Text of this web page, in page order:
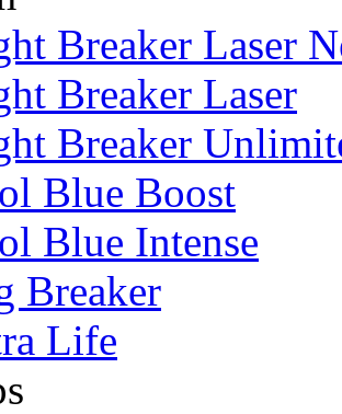
Breaker Laser
Breaker Laser
Breaker
Blue Boost
Blue Intense
Breaker
Life